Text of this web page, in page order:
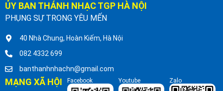
ỦY BAN THÁNH NHẠC TGP HÀ NỘI
PHỤNG SỰ TRONG YÊU MẾN
40 Nhà Chung, Hoàn Kiếm, Hà Nội
082 4332 699
banthanhnhachn@gmail.com
MẠNG XÃ HỘI
Facebook Youtube Zalo